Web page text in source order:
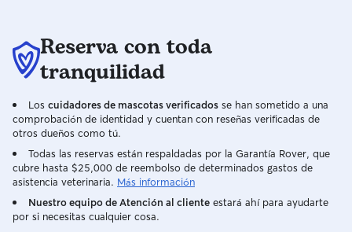
Reserva con toda
tranquilidad
Los cuidadores de mascotas verificados se han sometido a una
comprobación de identidad y cuentan con reseñas verificadas de
otros dueños como tú.
Todas las reservas están respaldadas por la Garantía Rover, que
cubre hasta $25,000 de reembolso de determinados gastos de
asistencia veterinaria. Más información
Nuestro equipo de Atención al cliente estará ahí para ayudarte
por si necesitas cualquier cosa.